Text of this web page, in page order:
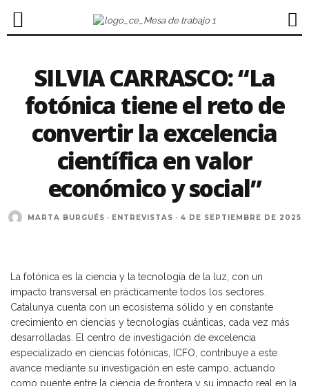
SILVIA CARRASCO: “La
fotónica tiene el reto de
convertir la excelencia
científica en valor
económico y social”
MARTA BURGUÉS · ENTREVISTAS · 4 DE SEPTIEMBRE DE 2025
La fotónica es la ciencia y la tecnología de la luz, con un
impacto transversal en prácticamente todos los sectores.
Catalunya cuenta con un ecosistema sólido y en constante
crecimiento en ciencias y tecnologías cuánticas, cada vez más
desarrolladas. El centro de investigación de excelencia
especializado en ciencias fotónicas, ICFO, contribuye a este
avance mediante su investigación en este campo, actuando
como puente entre la ciencia de frontera y su impacto real en la